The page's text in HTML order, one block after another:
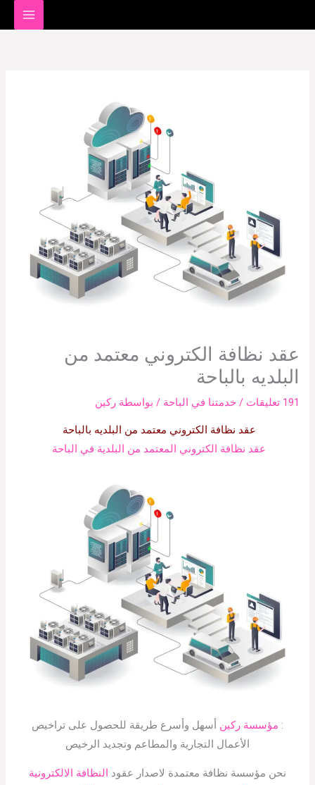
إلى
عقد نظافة الكتروني معتمد من
البلديه بالباحة
191 تعليقات / خدمتنا في الباحة / بواسطة ركين
عقد نظافة الكتروني معتمد من البلديه بالباحة
عقد نظافة الكتروني المعتمد من البلدية في الباحة
: مؤسسة ركين أسهل وأسرع طريقة للحصول على تراخيص
الأعمال التجارية والمطاعم وتجديد الرخيص
نحن مؤسسة نظافة معتمدة لاصدار عقود النظافة الالكترونية